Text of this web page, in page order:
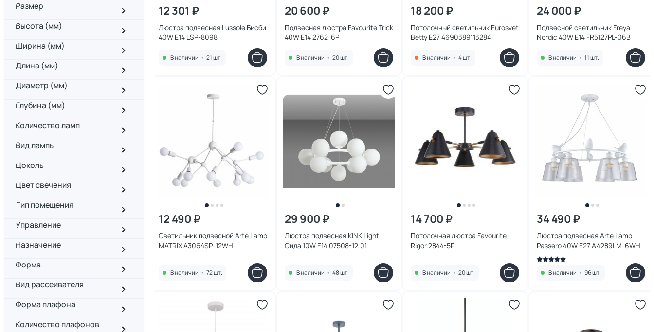
Размер
Высота (мм)
Ширина (мм)
Длина (мм)
Диаметр (мм)
Глубина (мм)
Количество ламп
Вид лампы
Цоколь
Цвет свечения
Тип помещения
Управление
Назначение
Форма
Вид рассеивателя
Форма плафона
Количество плафонов
12 301 ₽
Люстра подвесная Lussole Бисби
40W E14 LSP-8098
В наличии • 21 шт.
20 600 ₽
Подвесная люстра Favourite Trick
40W E14 2762-6P
В наличии • 20 шт.
18 200 ₽
Потолочный светильник Eurosvet
Betty E27 4690389113284
В наличии • 4 шт.
24 000 ₽
Подвесной светильник Freya
Nordic 40W E14 FR5127PL-06B
В наличии • 11 шт.
12 490 ₽
Светильник подвесной Arte Lamp
MATRIX A3064SP-12WH
В наличии • 72 шт.
29 900 ₽
Люстра подвесная KINK Light
Сида 10W E14 07508-12,01
В наличии • 48 шт.
14 700 ₽
Потолочная люстра Favourite
Rigor 2844-5P
В наличии • 20 шт.
34 490 ₽
Люстра подвесная Arte Lamp
Passero 40W E27 A4289LM-6WH
В наличии • 96 шт.